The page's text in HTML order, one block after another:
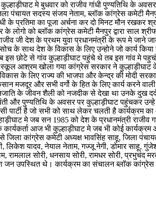
मे बुधवार को राजीव गांधी पुण्यतिथि के
पंचायत सदस्य संजय नेताम, ब्लॉक कांग्रेस कमेटी
प्रतिमा का पूजा अर्चना कर दो मिनट मौन रखकर
लोगो को ब्लॉक कांग्रेस कमेटी मैनपुर द्वारा साल
जी देश के प्रथम युवा प्रधानमंत्री के रूप मे जाने
के साथ देश के विकास के लिए उन्होने जो कार्य
इस छोटे से गांव कुल्हाड़ीघाट पहुंचे थे तब इस गांव मे
आश्रम खोला गया कांग्रेस सरकार ने
के लिए राज्य की भाजपा और केन्द्र की मोदी
मजदूर और सभी वर्गो के हित के लिए कार्य करने
के जीवन शैली को नजदीक से देखा था उनके दुख
और पुण्यतिथि के अवसर पर कुल्हाड़ीघाट पहुंचकर
है जो सभी को साथ लेकर चलती है कार्यक्रम
मे जब सन 1985 को देश के प्रधानमंत्री राजीव
आज भी कुल्हाड़ीघाट मे जब भी कोई
जिला कांग्रेस कमेटी अध्यक्ष भावसिंह साहू, जिला
लिकेश यादव, नेयाल नेताम, गज्जू नेगी, डोमार साहू,
सोरी, धनसाय सोरी, रामधर सोरी, प्रभुचंद
जन उपस्थित थे। कार्यक्रम का संचालन ब्लॉक कांग्रेस